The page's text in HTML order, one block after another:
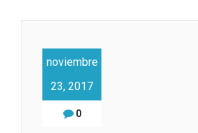
noviembre
23, 2017
0